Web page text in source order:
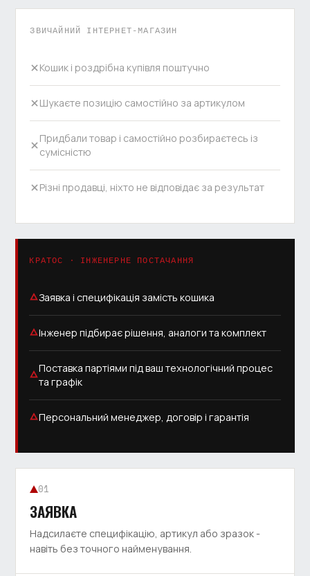
ЗВИЧАЙНИЙ ІНТЕРНЕТ-МАГАЗИН
Кошик і роздрібна купівля поштучно
Шукаєте позицію самостійно за артикулом
Придбали товар і самостійно розбираєтесь із
сумісністю
Різні продавці, ніхто не відповідає за результат
КРАТОС · ІНЖЕНЕРНЕ ПОСТАЧАННЯ
Заявка і специфікація замість кошика
Інженер підбирає рішення, аналоги та комплект
Поставка партіями під ваш технологічний процес
та графік
Персональний менеджер, договір і гарантія
01
ЗАЯВКА
Надсилаєте специфікацію, артикул або зразок -
навіть без точного найменування.